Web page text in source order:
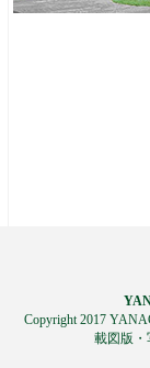
Copyright 2017
載図版・